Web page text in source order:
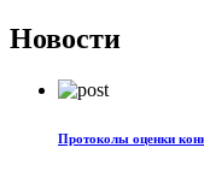
Новости
Протоколы оценки